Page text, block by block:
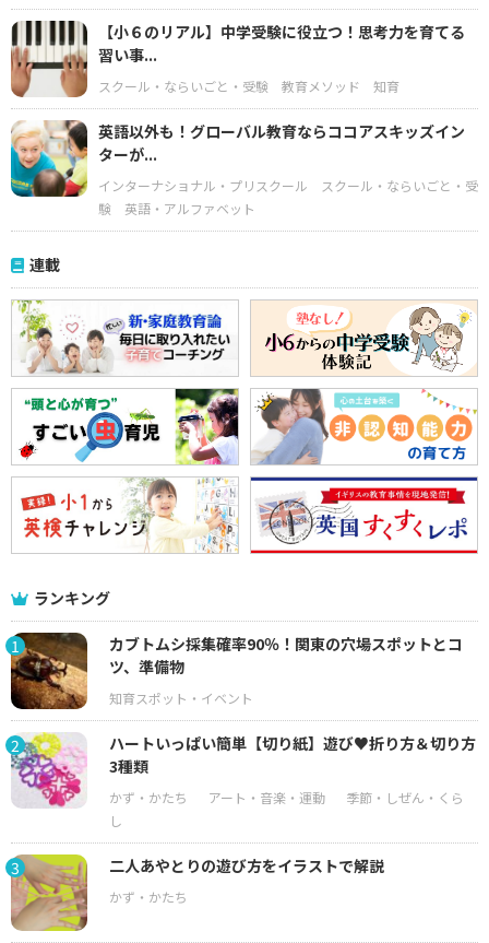
【小６のリアル】中学受験に役立つ！思考力を育てる
習い事...
スクール・ならいごと・受験 教育メソッド 知育
英語以外も！グローバル教育ならココアスキッズイン
ターが...
インターナショナル・プリスクール
スクール・ならいごと・受
験
英語・アルファベット
連載
ランキング
1
カブトムシ採集確率90％！関東の穴場スポットとコ
ツ、準備物
2
ハートいっぱい簡単【切り紙】遊び♥折り方＆切り方
3種類
3 二人あやとりの遊び方をイラストで解説